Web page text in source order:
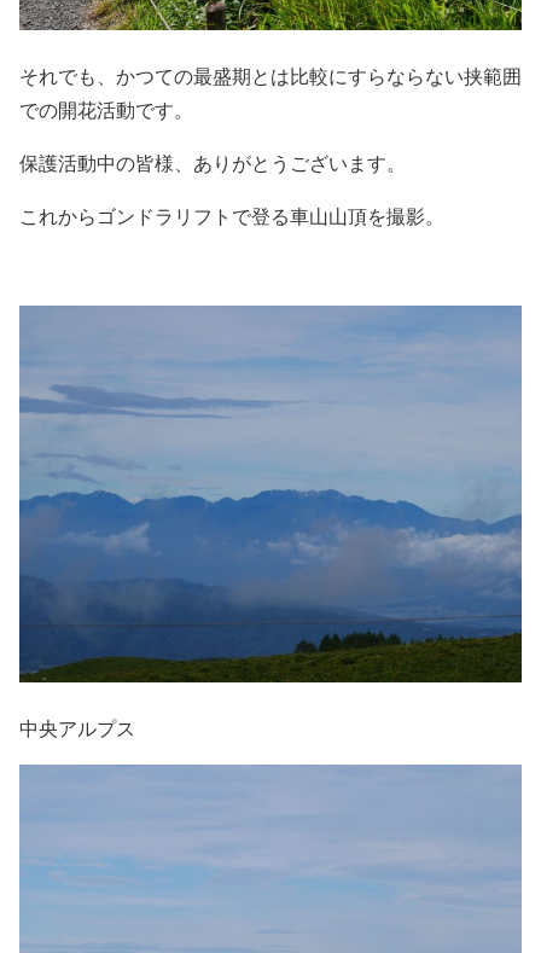
それでも、かつての最盛期とは比較にすらならない挟範囲
での開花活動です。
保護活動中の皆様、ありがとうございます。
これからゴンドラリフトで登る車山山頂を撮影。
中央アルプス